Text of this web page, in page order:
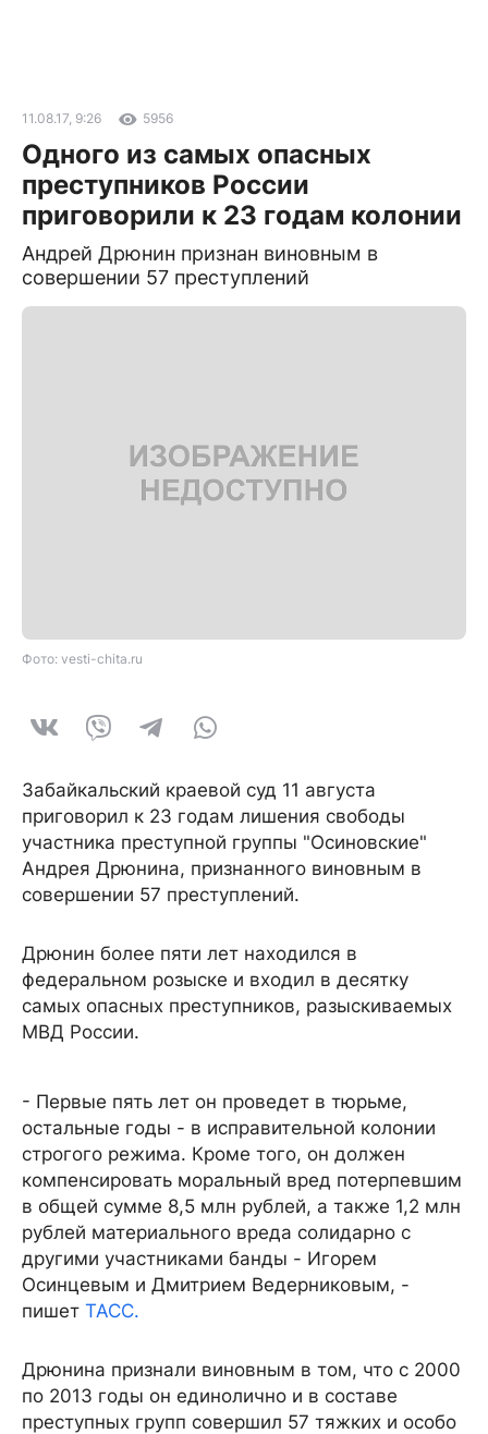
11.08.17, 9:26 5956
Одного из самых опасных
преступников России
приговорили к 23 годам колонии
Андрей Дрюнин признан виновным в
совершении 57 преступлений
Фото: vesti-chita.ru
Забайкальский краевой суд 11 августа
приговорил к 23 годам лишения свободы
участника преступной группы "Осиновские"
Андрея Дрюнина, признанного виновным в
совершении 57 преступлений.
Дрюнин более пяти лет находился в
федеральном розыске и входил в десятку
самых опасных преступников, разыскиваемых
МВД России.
- Первые пять лет он проведет в тюрьме,
остальные годы - в исправительной колонии
строгого режима. Кроме того, он должен
компенсировать моральный вред потерпевшим
в общей сумме 8,5 млн рублей, а также 1,2 млн
рублей материального вреда солидарно с
другими участниками банды - Игорем
Осинцевым и Дмитрием Ведерниковым, -
пишет ТАСС.
Дрюнина признали виновным в том, что с 2000
по 2013 годы он единолично и в составе
преступных групп совершил 57 тяжких и особо